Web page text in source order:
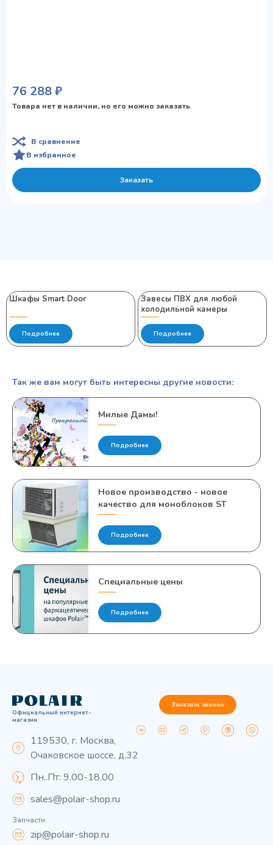
76 288 ₽
Товара нет в наличии, но его можно заказать
В сравнение
В избранное
Заказать
Шкафы Smart Door
Подробнее
Завесы ПВХ для любой
холодильной камеры
Подробнее
Так же вам могут быть интересны другие новости:
Милые Дамы!
Подробнее
Новое производство - новое
качество для моноблоков ST
Подробнее
Специальные цены
Подробнее
Официальный интернет-
магазин
119530, г. Москва,
Очаковское шоссе, д.32
Пн..Пт: 9.00-18.00
sales@polair-shop.ru
Запчасти:
zip@polair-shop.ru
Заказать звонок